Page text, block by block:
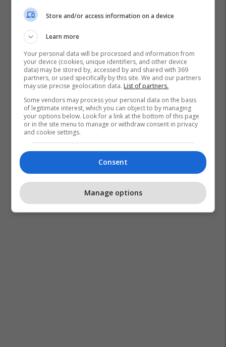
Heather Nauert
Be
Shba
Store and/or access information on a device
Learn more
Your personal data will be processed and information from
your device (cookies, unique identifiers, and other device
data) may be stored by, accessed by and shared with 369
partners, or used specifically by this site. We and our partners
may use precise geolocation data. List of partners.
Some vendors may process your personal data on the basis
of legitimate interest, which you can object to by managing
your options below. Look for a link at the bottom of this page
or in the site menu to manage or withdraw consent in privacy
and cookie settings.
Consent
Manage options